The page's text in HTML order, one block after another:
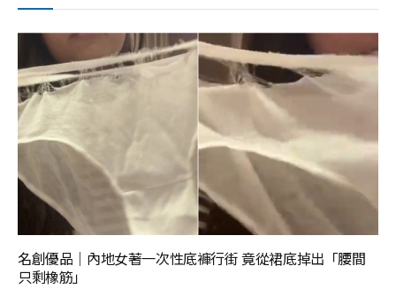
名創優品｜內地女著一次性底褲行街 竟從裙底掉出「腰間
只剩橡筋」